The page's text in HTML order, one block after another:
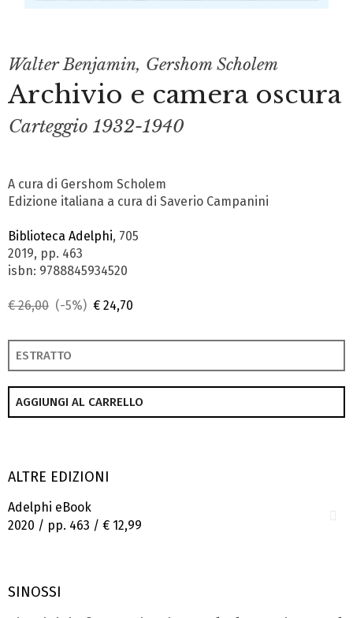
Walter Benjamin, Gershom Scholem
Archivio e camera oscura
Carteggio 1932-1940
A cura di Gershom Scholem
Edizione italiana a cura di Saverio Campanini
Biblioteca Adelphi, 705
2019, pp. 463
isbn: 9788845934520
€ 26,00 (-5%) € 24,70
ESTRATTO
AGGIUNGI AL CARRELLO
ALTRE EDIZIONI
Adelphi eBook
2020 / pp. 463 / € 12,99
SINOSSI